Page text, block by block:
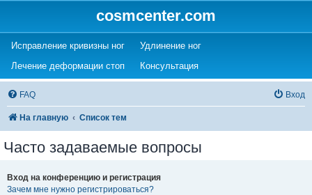
cosmcenter.com
Исправление кривизны ног(Opens a new tab)
Удлинение ног(Opens a new tab)
Лечение деформации стоп(Opens a new tab)
Консультация(Opens a new tab)
FAQ Вход
На главную Список тем
Часто задаваемые вопросы
Вход на конференцию и регистрация
Зачем мне нужно регистрироваться?